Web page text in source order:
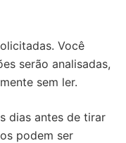
Você
serão analisadas,
sem ler.
dias antes de tirar
podem ser